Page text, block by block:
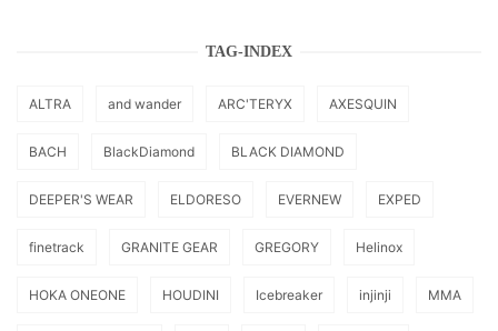
TAG-INDEX
ALTRA and wander ARC'TERYX AXESQUIN
BACH BlackDiamond BLACK DIAMOND
DEEPER'S WEAR ELDORESO EVERNEW EXPED
finetrack GRANITE GEAR GREGORY Helinox
HOKA ONEONE HOUDINI Icebreaker injinji MMA